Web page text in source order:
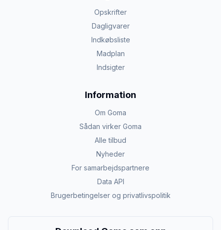
Opskrifter
Dagligvarer
Indkøbsliste
Madplan
Indsigter
Information
Om Goma
Sådan virker Goma
Alle tilbud
Nyheder
For samarbejdspartnere
Data API
Brugerbetingelser og privatlivspolitik